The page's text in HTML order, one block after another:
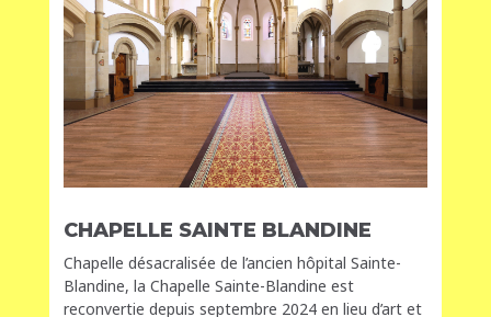
CHAPELLE SAINTE BLANDINE
Chapelle désacralisée de l’ancien hôpital Sainte-
Blandine, la Chapelle Sainte-Blandine est
reconvertie depuis septembre 2024 en lieu d’art et